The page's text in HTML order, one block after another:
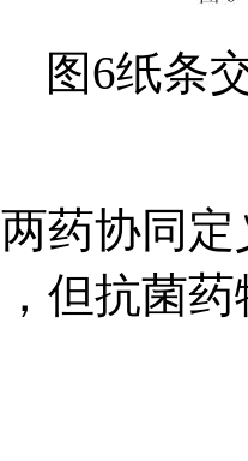
图6纸条
药协同
但抗菌